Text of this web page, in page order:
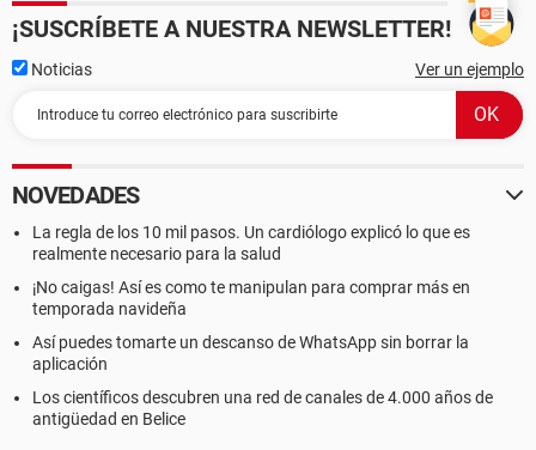
¡SUSCRÍBETE A NUESTRA NEWSLETTER!
Noticias Ver un ejemplo
NOVEDADES
La regla de los 10 mil pasos. Un cardiólogo explicó lo que es
realmente necesario para la salud
¡No caigas! Así es como te manipulan para comprar más en
temporada navideña
Así puedes tomarte un descanso de WhatsApp sin borrar la
aplicación
Los científicos descubren una red de canales de 4.000 años de
antigüedad en Belice